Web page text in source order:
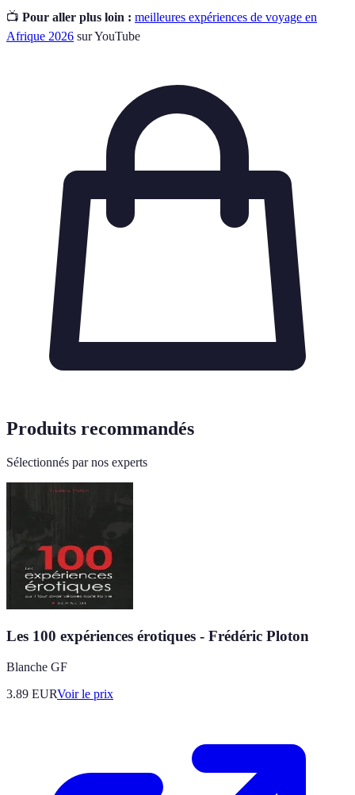
📺 Pour aller plus loin : meilleures expériences de voyage en
Afrique 2026 sur YouTube
Produits recommandés
Sélectionnés par nos experts
Les 100 expériences érotiques - Frédéric Ploton
Blanche GF
3.89 EURVoir le prix